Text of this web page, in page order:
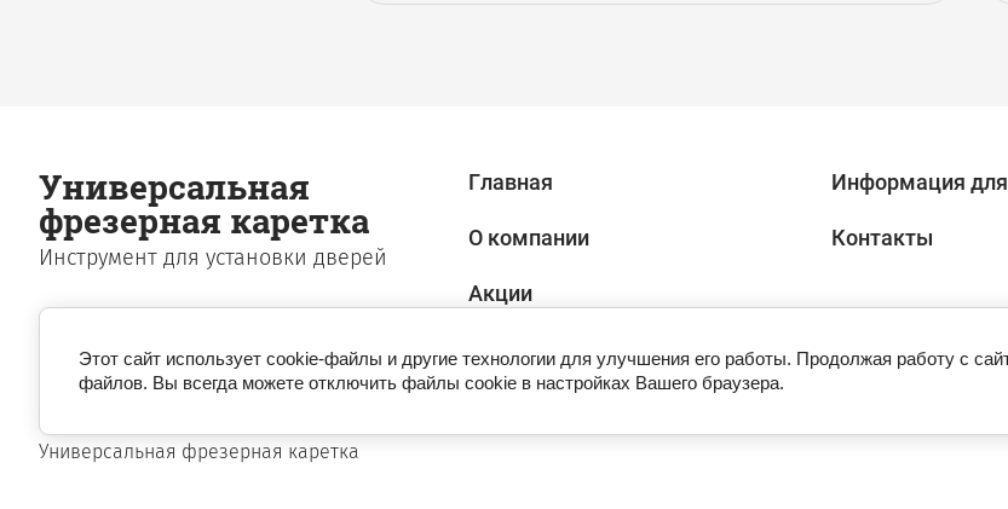
Универсальная
фрезерная каретка
Инструмент для установки дверей
© 2011
Универсальная фрезерная каретка
Главная
О компании
Акции
Информация для
Контакты
Этот сайт использует cookie-файлы и другие технологии для улучшения его работы. Продолжая работу с
файлов. Вы всегда можете отключить файлы cookie в настройках Вашего браузера.